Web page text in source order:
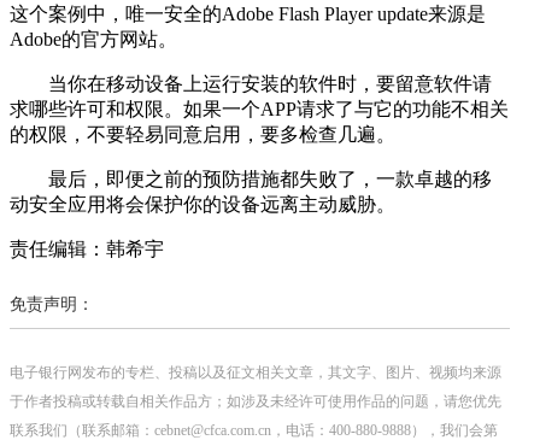
这个案例中，唯一安全的Adobe Flash Player update来源是
Adobe的官方网站。
当你在移动设备上运行安装的软件时，要留意软件请
求哪些许可和权限。如果一个APP请求了与它的功能不相关
的权限，不要轻易同意启用，要多检查几遍。
最后，即便之前的预防措施都失败了，一款卓越的移
动安全应用将会保护你的设备远离主动威胁。
责任编辑：韩希宇
免责声明：
电子银行网发布的专栏、投稿以及征文相关文章，其文字、图片、视频均来源
于作者投稿或转载自相关作品方；如涉及未经许可使用作品的问题，请您优先
联系我们（联系邮箱：cebnet@cfca.com.cn，电话：400-880-9888），我们会第